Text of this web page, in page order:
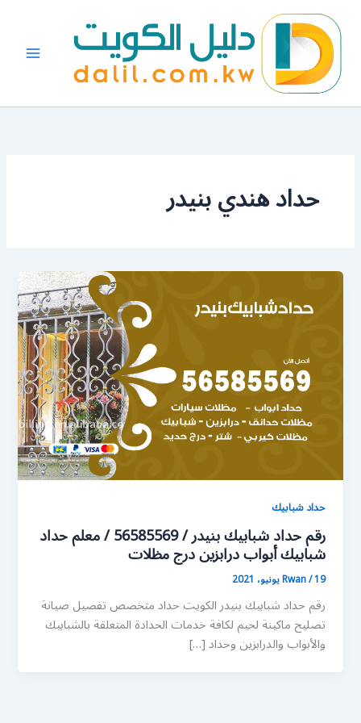
المحتوى
حداد هندي بنيدر
حداد شبابيك
رقم حداد شبابيك بنيدر / 56585569 / معلم حداد
شبابيك أبواب درابزين درج مظلات
Rwan/19 يونيو، 2021
رقم حداد شبابيك بنيدر الكويت حداد متخصص تفصيل صيانة
تصليح ماكينة لحيم لكافة خدمات الحدادة المتعلقة بالشبابيك
والأبواب والدرابزين وحداد […]